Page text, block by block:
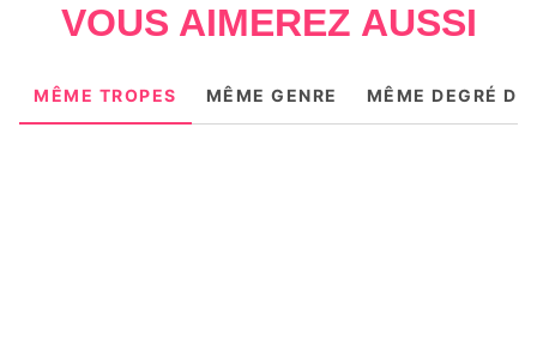
VOUS AIMEREZ AUSSI
MÊME TROPES MÊME GENRE MÊME DEGRÉ DE